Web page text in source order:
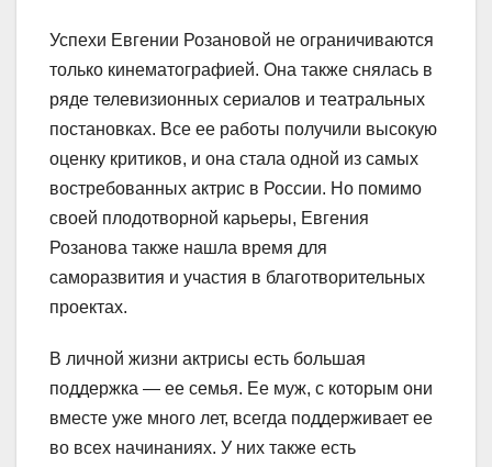
Успехи Евгении Розановой не ограничиваются
только кинематографией. Она также снялась в
ряде телевизионных сериалов и театральных
постановках. Все ее работы получили высокую
оценку критиков, и она стала одной из самых
востребованных актрис в России. Но помимо
своей плодотворной карьеры, Евгения
Розанова также нашла время для
саморазвития и участия в благотворительных
проектах.
В личной жизни актрисы есть большая
поддержка — ее семья. Ее муж, с которым они
вместе уже много лет, всегда поддерживает ее
во всех начинаниях. У них также есть